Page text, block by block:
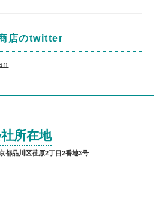
店のtwitter
所在地
都品川区荏原2丁目2番地3号